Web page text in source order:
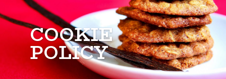
COOKIE
POLICY